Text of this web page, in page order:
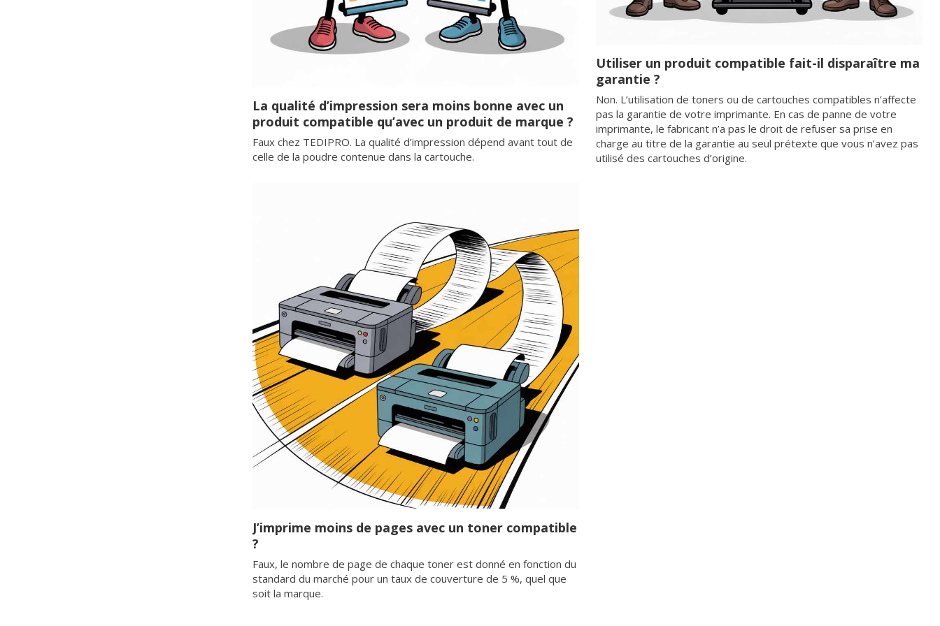
La qualité d’impression sera moins bonne avec un
produit compatible qu’avec un produit de marque ?
Faux chez TEDIPRO. La qualité d’impression dépend avant tout de
celle de la poudre contenue dans la cartouche.
J’imprime moins de pages avec un toner compatible
?
Faux, le nombre de page de chaque toner est donné en fonction du
standard du marché pour un taux de couverture de 5 %, quel que
soit la marque.
Utiliser un produit compatible fait-il disparaître ma
garantie ?
Non. L’utilisation de toners ou de cartouches compatibles n’affecte
pas la garantie de votre imprimante. En cas de panne de votre
imprimante, le fabricant n’a pas le droit de refuser sa prise en
charge au titre de la garantie au seul prétexte que vous n’avez pas
utilisé des cartouches d’origine.